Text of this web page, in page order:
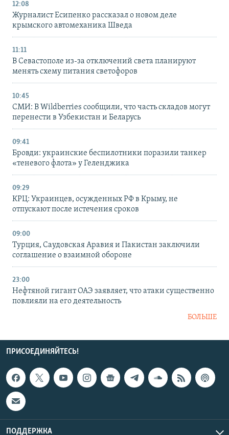
12:08
Журналист Есипенко рассказал о новом деле
крымского автомеханика Шведа
11:11
В Севастополе из-за отключений света планируют
менять схему питания светофоров
10:45
СМИ: В Wildberries сообщили, что часть складов могут
перенести в Узбекистан и Беларусь
09:41
Бровди: украинские беспилотники поразили танкер
«теневого флота» у Геленджика
09:29
КРЦ: Украинцев, осужденных РФ в Крыму, не
отпускают после истечения сроков
09:00
Турция, Саудовская Аравия и Пакистан заключили
соглашение о взаимной обороне
23:00
Нефтяной гигант ОАЭ заявляет, что атаки существенно
повлияли на его деятельность
БОЛЬШЕ
ПРИСОЕДИНЯЙТЕСЬ!
ПОДДЕРЖКА